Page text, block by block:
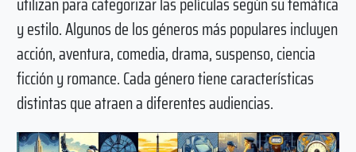
y estilo. Algunos de los géneros más populares incluyen
acción, aventura, comedia, drama, suspenso, ciencia
ficción y romance. Cada género tiene características
distintas que atraen a diferentes audiencias.